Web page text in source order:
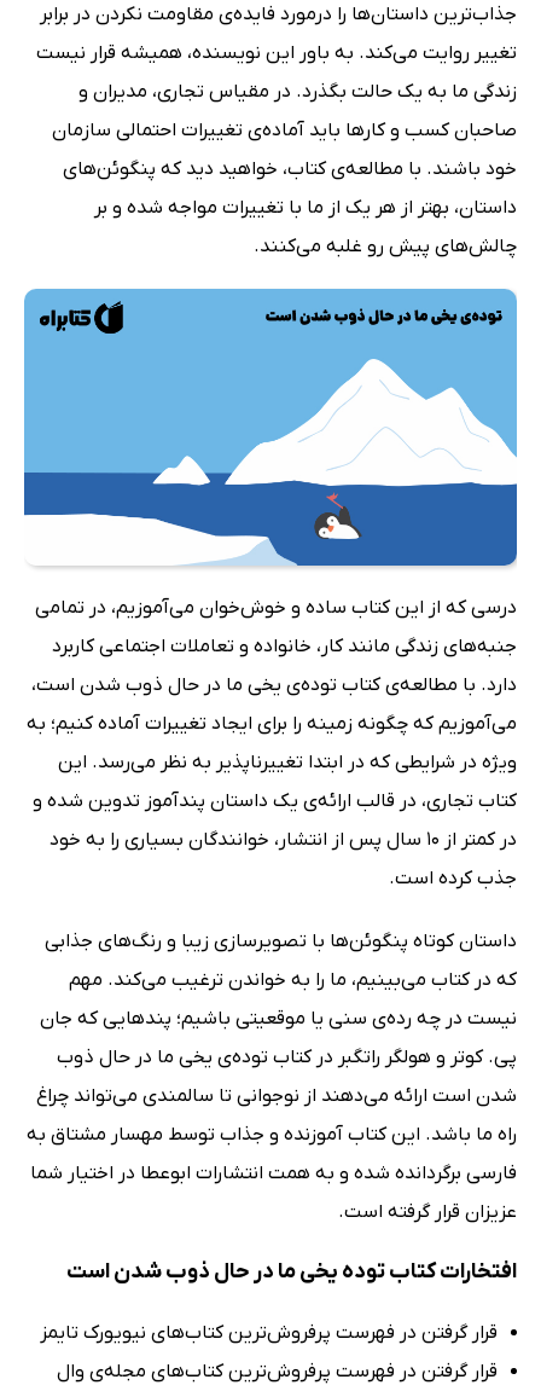
جذاب‌ترین داستان‌ها را درمورد فایده‌ی مقاومت نکردن در برابر
تغییر روایت می‌کند. به باور این نویسنده، همیشه قرار نیست
زندگی ما به یک حالت بگذرد. در مقیاس تجاری، مدیران و
صاحبان کسب و کارها باید آماده‌ی تغییرات احتمالی سازمان
خود باشند. با مطالعه‌ی کتاب، خواهید دید که پنگوئن‌های
داستان، بهتر از هر یک از ما با تغییرات مواجه شده و بر
چالش‌های پیش رو غلبه می‌کنند.
درسی که از این کتاب ساده و خوش‌خوان می‌آموزیم، در تمامی
جنبه‌های زندگی مانند کار، خانواده و تعاملات اجتماعی کاربرد
دارد. با مطالعه‌ی کتاب توده‌ی یخی ما در حال ذوب شدن است،
می‌‌آموزیم که چگونه زمینه را برای ایجاد تغییرات آماده کنیم؛ به
ویژه در شرایطی که در ابتدا تغییرناپذیر به نظر می‌رسد. این
کتاب تجاری، در قالب ارائه‌ی یک داستان پندآموز تدوین شده و
در کمتر از 10 سال پس از انتشار، خوانندگان بسیاری را به خود
جذب کرده است.
داستان کوتاه پنگو‌ئن‌ها با تصویرسازی زیبا و رنگ‌های جذابی
که در کتاب می‌بینیم، ما را به خواندن ترغیب می‌‌کند. مهم
نیست در چه رده‌ی سنی یا موقعیتی باشیم؛ پندهایی که جان
پی. کوتر و هولگر راتگبر در کتاب توده‌ی یخی ما در حال ذوب
شدن است ارائه می‌دهند از نوجوانی تا سالمندی می‌تواند چراغ
راه ما باشد. این کتاب آموزنده و جذاب توسط مهسار مشتاق به
فارسی برگردانده شده و به همت انتشارات ابوعطا در اختیار شما
عزیزان قرار گرفته است.
افتخارات کتاب توده یخی ما در حال ذوب شدن است
قرار گرفتن در فهرست پرفروش‌ترین کتاب‌های نیویورک تایمز
قرار گرفتن در فهرست پرفروش‌ترین کتاب‌های مجله‌ی وال